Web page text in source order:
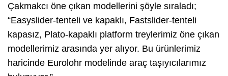
Çakmakcı öne çıkan modellerini şöyle sıraladı;
“Easyslider-tenteli ve kapaklı, Fastslider-tenteli
kapasız, Plato-kapaklı platform treylerimiz öne çıkan
modellerimiz arasında yer alıyor. Bu ürünlerimiz
haricinde Eurolohr modelinde araç taşıyıcılarımız